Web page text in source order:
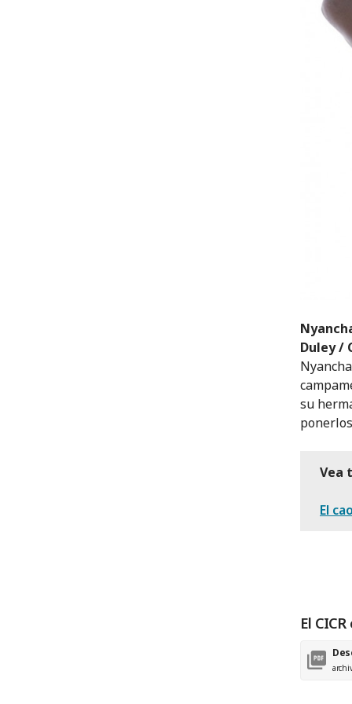
Duley /
su
Vea
El
El